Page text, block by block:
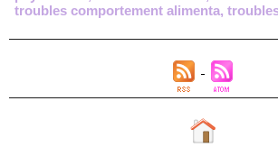
troubles comportement alimenta,